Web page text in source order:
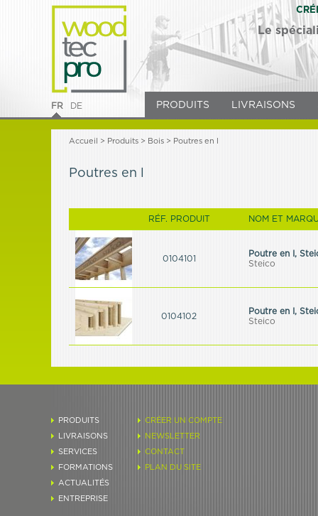
FR DE
Le
PRODUITS LIVRAISONS
Accueil > Produits> Bois > Poutres en l
Poutres en l
RÉF. PRODUIT NOM ET
0104101
Poutre en I,
Steico
0104102
Poutre en I,
Steico
PRODUITS
LIVRAISONS
SERVICES
FORMATIONS
ACTUALITÉS
ENTREPRISE
CRÉER UN COMPTE
NEWSLETTER
CONTACT
PLAN DU SITE